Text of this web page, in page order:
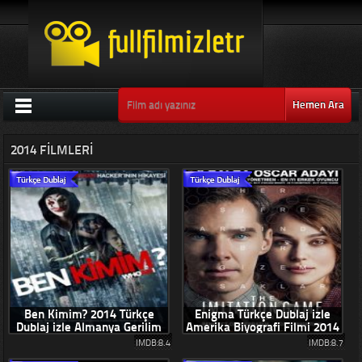
Hemen Ara
2014 FILMLERI
Ben Kimim? 2014 Türkçe
Dublaj izle Almanya Gerilim
IMDB:8.4
Enigma Türkçe Dublaj izle
Amerika Biyografi Filmi 2014
IMDB:8.7